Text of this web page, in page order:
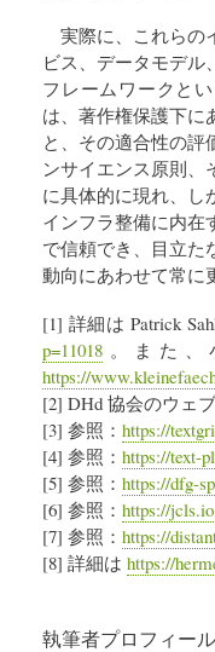
実際に、これらの
ビス、データモデ
フレームワークと
は、著作権保護下に
と、その適合性の評
ンサイエンス原則、
に具体的に現れ、し
インフラ整備に内在
で信頼でき、目立た
動向にあわせて常に
[1] 詳細は Patrick
p=11018 。また、
https://
[2] DHd 協会のウェ
[3] 参照： https://
[4] 参照： https://text-
[5] 参照： https://dfg-
[6] 参照： https://jcls.io
[7] 参照： https://
[8] 詳細は https://
執筆者プロフィール